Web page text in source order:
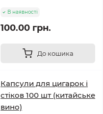
В наявності
100.00 грн.
До кошика
Капсули для цигарок і
стіков 100 шт (китайське
вино)